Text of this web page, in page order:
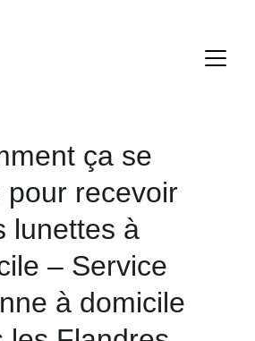
ça se
pour recevoir
lunettes à
– Service
à domicile